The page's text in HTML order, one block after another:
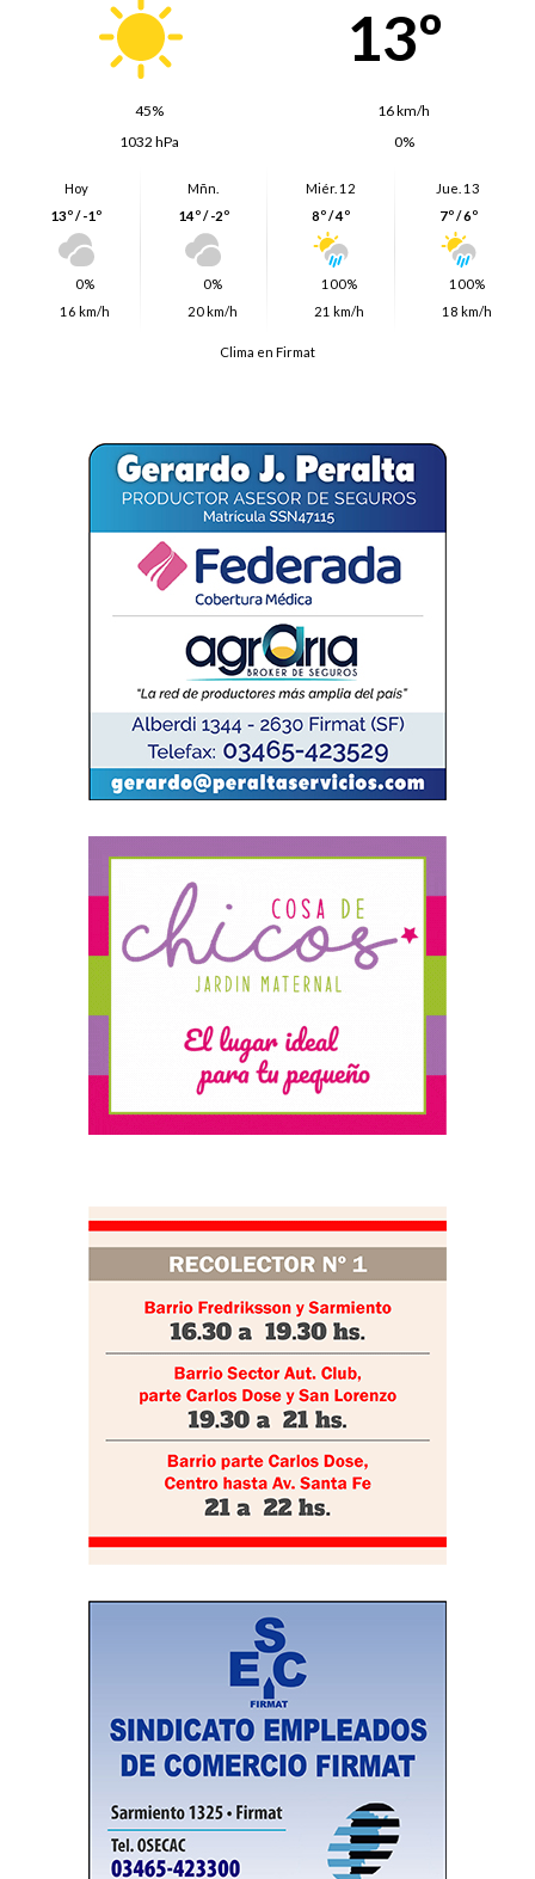
13º
45%
16 km/h
1032 hPa
0%
Hoy
13º / -1º
0%
16 km/h
Mñn.
14º / -2º
0%
20 km/h
Miér. 12
8º / 4º
100%
21 km/h
Jue. 13
7º / 6º
100%
18 km/h
Clima en Firmat